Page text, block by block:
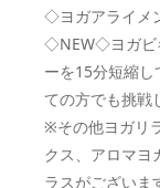
◇ヨガアライ
◇NEW◇ヨガビ
ーを15分短縮
ての方でも挑戦
※その他ヨガリ
クス、アロマ
ラスがございま